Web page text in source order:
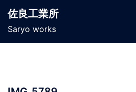
ン
佐良工業所
Saryo works